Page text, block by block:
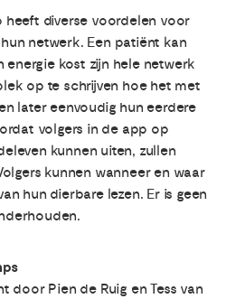
heeft diverse voordelen voor
netwerk. Een patiënt kan
kost zijn hele netwerk
op te schrijven hoe het met
later eenvoudig hun eerdere
volgers in de app op
kunnen uiten, zullen
kunnen wanneer en waar
hun dierbare lezen. Er is geen
door Pien de Ruig en Tess van